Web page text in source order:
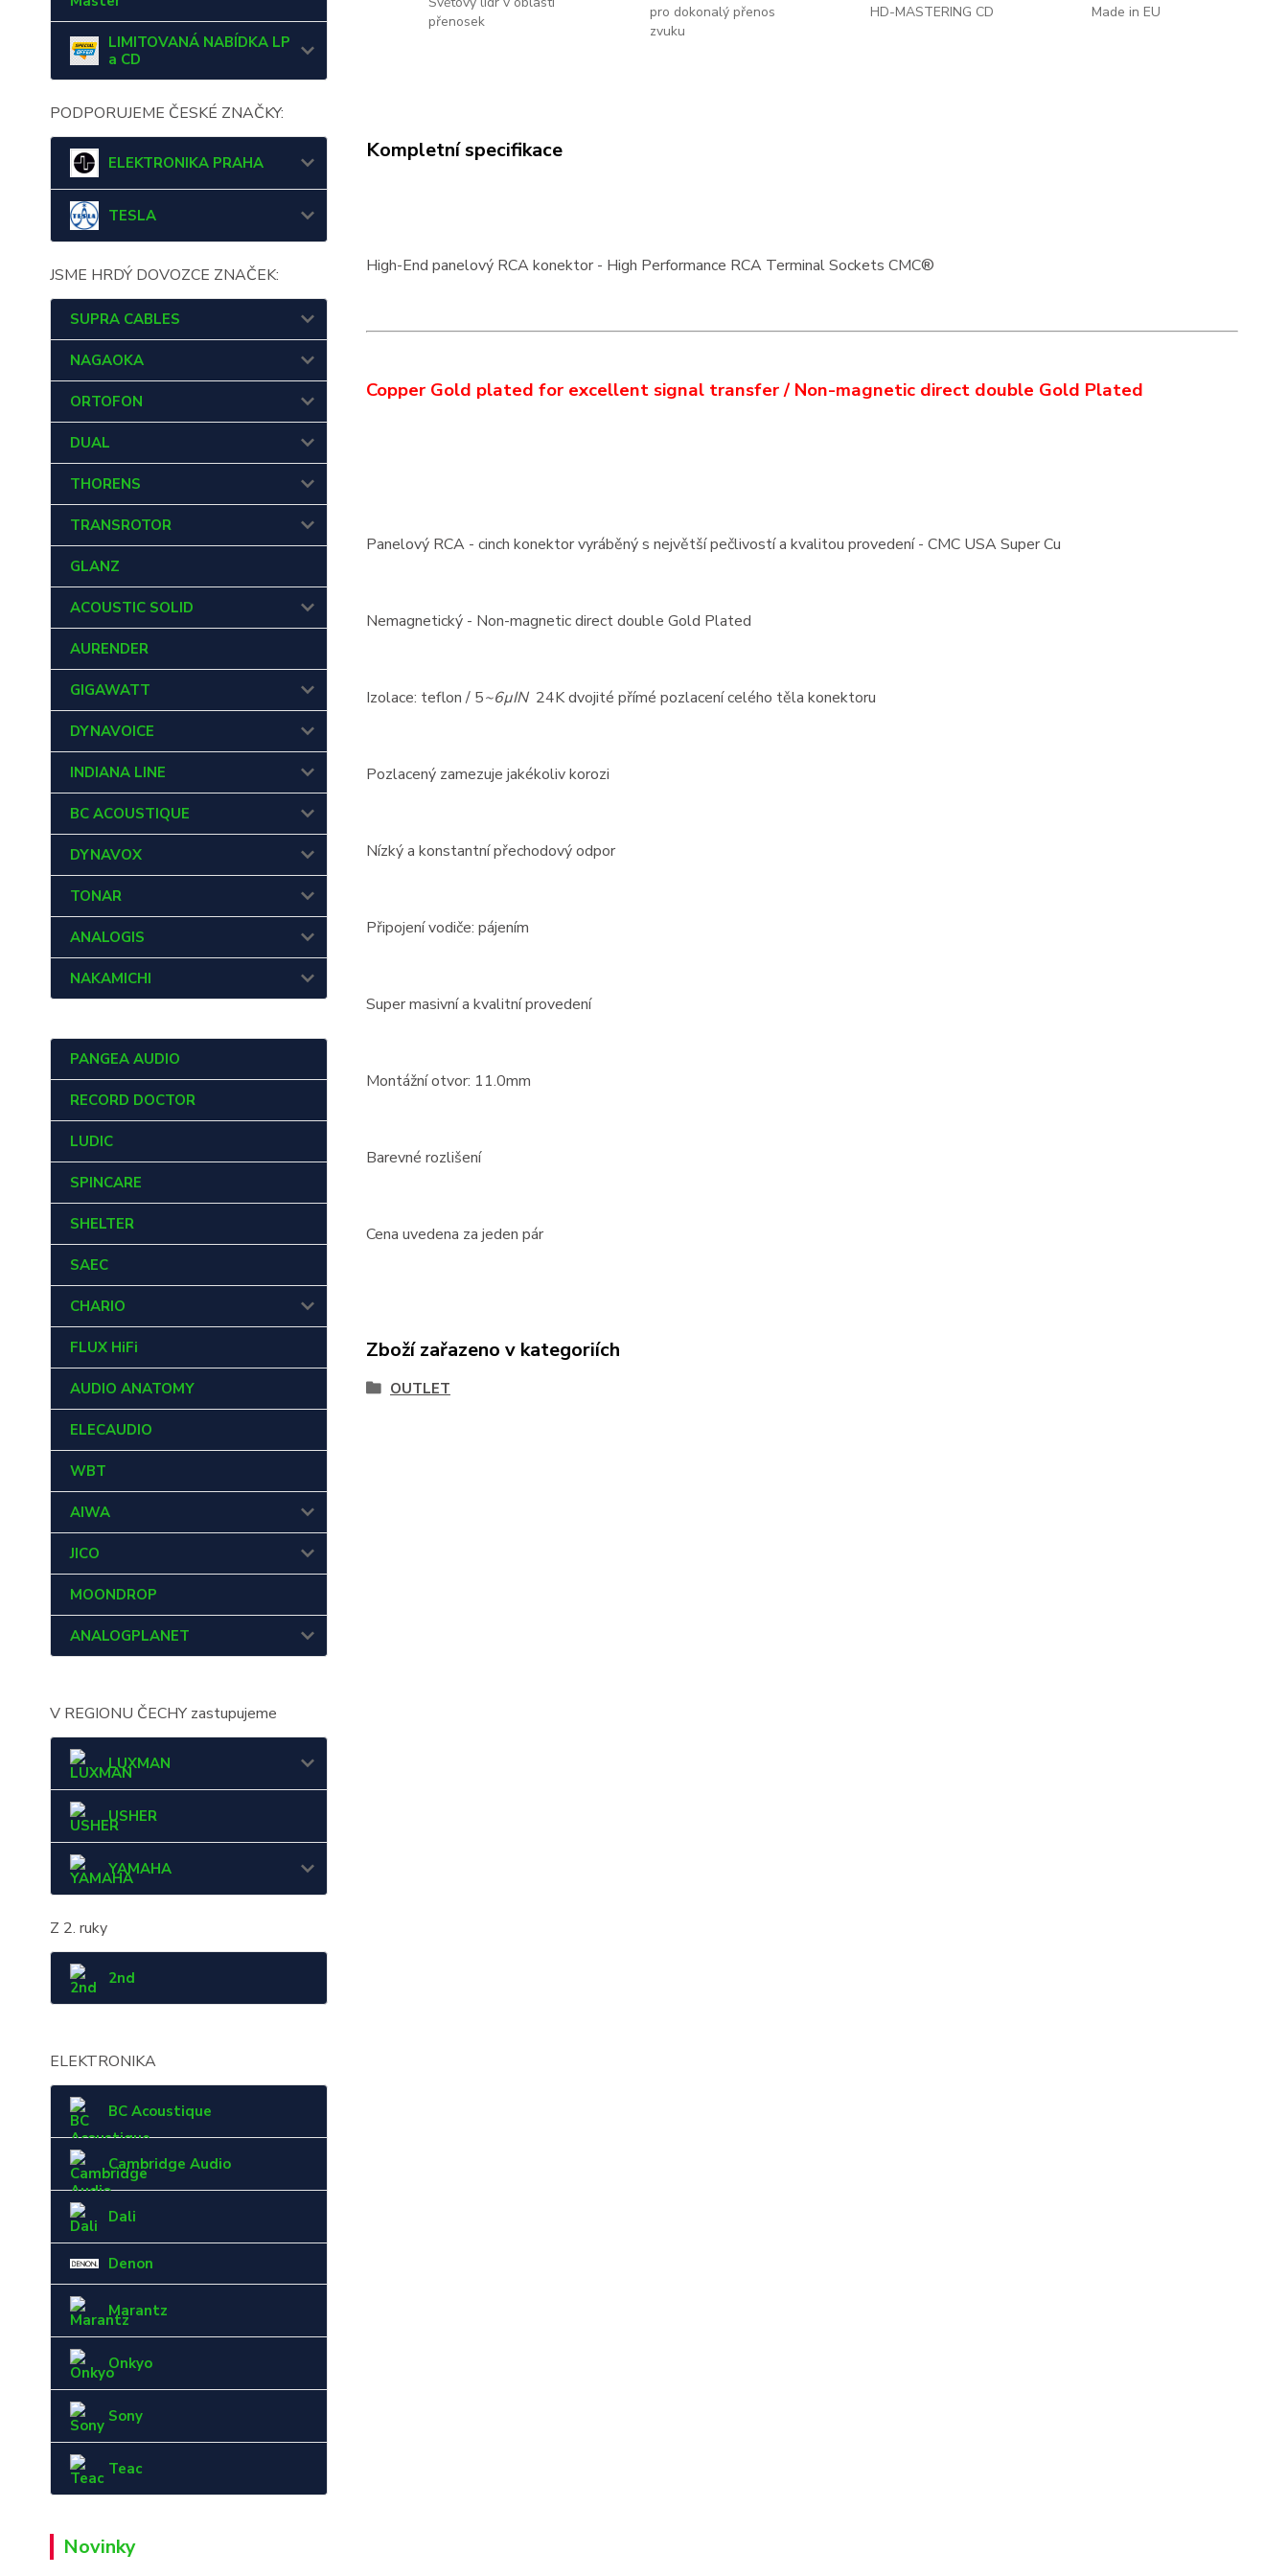
LIMITOVANÁ NABÍDKA LP
a CD
PODPORUJEME ČESKÉ ZNAČKY:
ELEKTRONIKA PRAHA
TESLA
JSME HRDÝ DOVOZCE ZNAČEK:
SUPRA CABLES
NAGAOKA
ORTOFON
DUAL
THORENS
TRANSROTOR
GLANZ
ACOUSTIC SOLID
AURENDER
GIGAWATT
DYNAVOICE
INDIANA LINE
BC ACOUSTIQUE
DYNAVOX
TONAR
ANALOGIS
NAKAMICHI
PANGEA AUDIO
RECORD DOCTOR
LUDIC
SPINCARE
SHELTER
SAEC
CHARIO
FLUX HiFi
AUDIO ANATOMY
ELECAUDIO
WBT
AIWA
JICO
MOONDROP
ANALOGPLANET
V REGIONU ČECHY zastupujeme
LUXMAN
USHER
YAMAHA
Z 2. ruky
2nd
ELEKTRONIKA
BC Acoustique
Cambridge Audio
Dali
Denon
Marantz
Onkyo
Sony
Teac
Novinky
přenosek
pro dokonalý přenos
zvuku
HD-MASTERING CD Made in EU
Kompletní specifikace
High-End panelový RCA konektor - High Performance RCA Terminal Sockets CMC®
Copper Gold plated for excellent signal transfer / Non-magnetic direct double Gold Plated
Panelový RCA - cinch konektor vyráběný s největší pečlivostí a kvalitou provedení - CMC USA Super Cu
Nemagnetický - Non-magnetic direct double Gold Plated
Izolace: teflon / 5~6µIN 24K dvojité přímé pozlacení celého těla konektoru
Pozlacený zamezuje jakékoliv korozi
Nízký a konstantní přechodový odpor
Připojení vodiče: pájením
Super masivní a kvalitní provedení
Montážní otvor: 11.0mm
Barevné rozlišení
Cena uvedena za jeden pár
Zboží zařazeno v kategoriích
OUTLET